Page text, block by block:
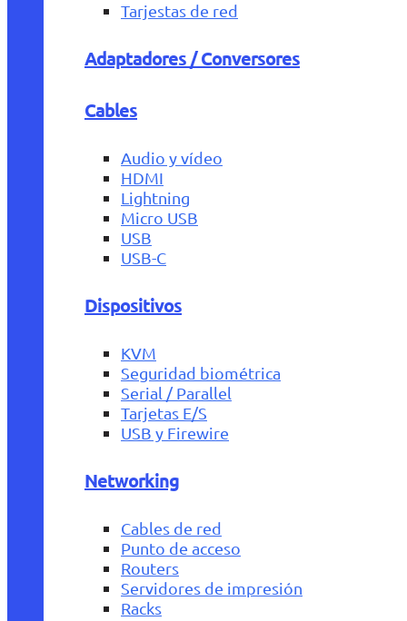
Tarjestas de red
Adaptadores / Conversores
Cables
Audio y vídeo
HDMI
Lightning
Micro USB
USB
USB-C
Dispositivos
KVM
Seguridad biométrica
Serial / Parallel
Tarjetas E/S
USB y Firewire
Networking
Cables de red
Punto de acceso
Routers
Servidores de impresión
Racks